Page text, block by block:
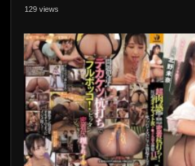
129 views